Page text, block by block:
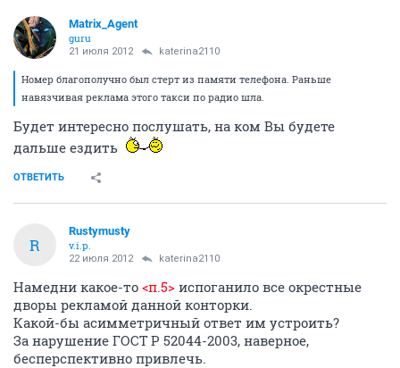
Matrix_Agent
guru
21 июля 2012 katerina2110
Номер благополучно был стерт из памяти телефона. Раньше
навязчивая реклама этого такси по радио шла.
Будет интересно послушать, на ком Вы будете
дальше ездить
ОТВЕТИТЬ
R
Rustymusty
v.i.p.
22 июля 2012 katerina2110
Намедни какое-то <п.5> испоганило все окрестные
дворы рекламой данной конторки.
Какой-бы асимметричный ответ им устроить?
За нарушение ГОСТ Р 52044-2003, наверное,
бесперспективно привлечь.